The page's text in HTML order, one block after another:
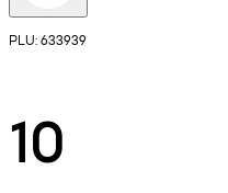
PLU: 633939
10